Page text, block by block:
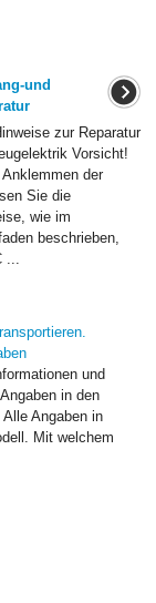
und
zur Reparatur
Vorsicht!
der
Sie die
wie im
beschrieben,
...
und
in den
Angaben in
Mit welchem